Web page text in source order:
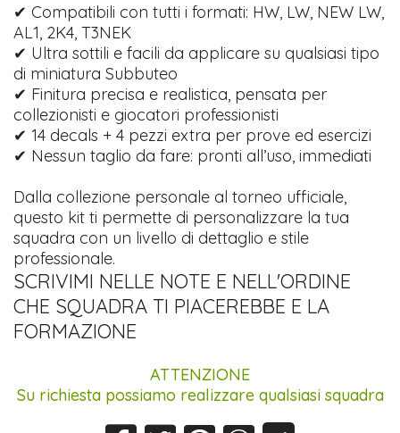
✔ Compatibili con tutti i formati: HW, LW, NEW LW,
AL1, 2K4, T3NEK
✔ Ultra sottili e facili da applicare su qualsiasi tipo
di miniatura Subbuteo
✔ Finitura precisa e realistica, pensata per
collezionisti e giocatori professionisti
✔ 14 decals + 4 pezzi extra per prove ed esercizi
✔ Nessun taglio da fare: pronti all’uso, immediati
Dalla collezione personale al torneo ufficiale,
questo kit ti permette di personalizzare la tua
squadra con un livello di dettaglio e stile
professionale.
SCRIVIMI NELLE NOTE E NELL'ORDINE
CHE SQUADRA TI PIACEREBBE E LA
FORMAZIONE
ATTENZIONE
Su richiesta possiamo realizzare qualsiasi squadra